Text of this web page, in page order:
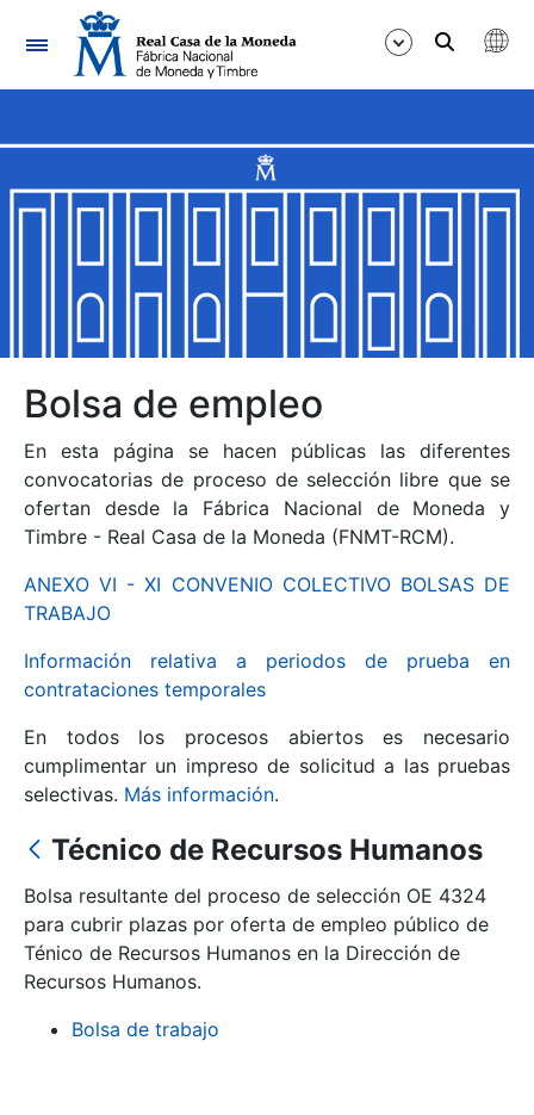
Navegación
Mostrar/Ocultar
Mostrar/Ocultar
Mostrar/Ocultar
Mostrar/Ocultar
Mostrar/Ocultar
Mostrar/Ocultar
Mostrar/Ocultar
Bolsa de empleo
En esta página se hacen públicas las diferentes
convocatorias de proceso de selección libre que se
ofertan desde la Fábrica Nacional de Moneda y
Timbre - Real Casa de la Moneda (FNMT-RCM).
ANEXO VI - XI CONVENIO COLECTIVO BOLSAS DE
TRABAJO
Información relativa a periodos de prueba en
contrataciones temporales
En todos los procesos abiertos es necesario
cumplimentar un impreso de solicitud a las pruebas
selectivas. Más información.
Técnico de Recursos Humanos
Bolsa resultante del proceso de selección OE 4324
para cubrir plazas por oferta de empleo público de
Ténico de Recursos Humanos en la Dirección de
Recursos Humanos.
Bolsa de trabajo